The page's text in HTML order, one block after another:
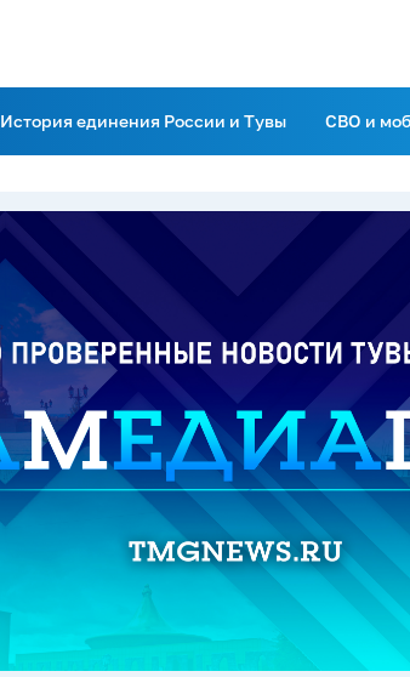
История единения России и Тувы СВО и